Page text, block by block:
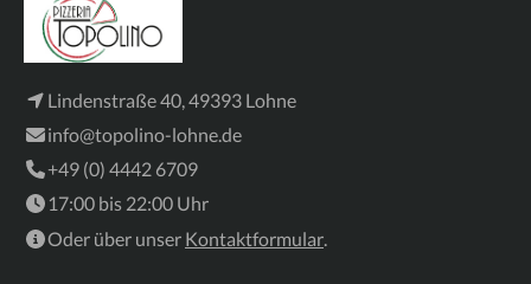
Lindenstraße 40, 49393 Lohne
info@topolino-lohne.de
+49 (0) 4442 6709
17:00 bis 22:00 Uhr
Oder über unser Kontaktformular.